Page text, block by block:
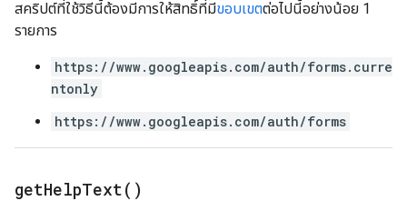
สคริปต์ที่ใช้วิธีนี้ต้องมีการให้สิทธิ์ที่มีขอบเขตต่อไปนี้อย่างน้อย 1
รายการ
https://www.googleapis.com/auth/forms.curre
ntonly
https://www.googleapis.com/auth/forms
getHelpText( )